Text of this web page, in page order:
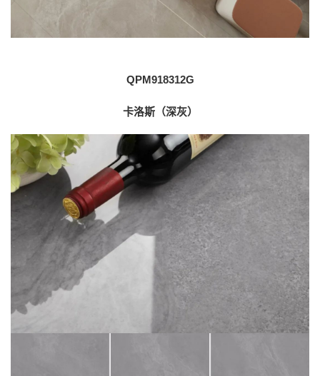
QPM918312G
卡洛斯（深灰）